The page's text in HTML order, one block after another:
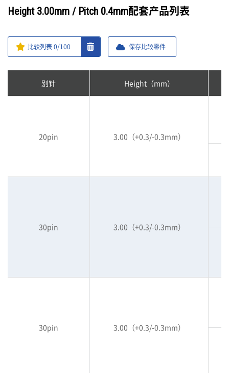
Height 3.00mm / Pitch 0.4mm配套产品列表
比较列表0/100 保存比较零件
别针 Height（mm）
20pin 3.00（+0.3/-0.3mm）
30pin 3.00（+0.3/-0.3mm）
30pin 3.00（+0.3/-0.3mm）